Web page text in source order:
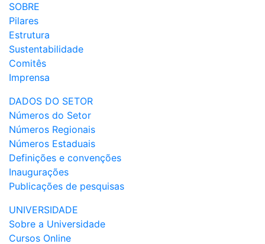
SOBRE
Pilares
Estrutura
Sustentabilidade
Comitês
Imprensa
DADOS DO SETOR
Números do Setor
Números Regionais
Números Estaduais
Definições e convenções
Inaugurações
Publicações de pesquisas
UNIVERSIDADE
Sobre a Universidade
Cursos Online